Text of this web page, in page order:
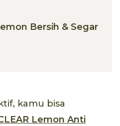
Bersih & Segar
kamu bisa
Lemon Anti